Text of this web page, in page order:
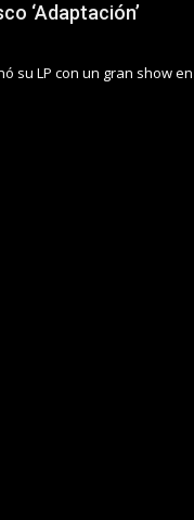
‘Adaptación’
su LP con un gran show